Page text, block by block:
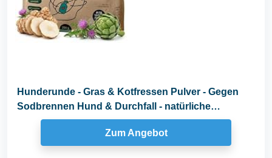
Hunderunde - Gras & Kotfressen Pulver - Gegen
Sodbrennen Hund & Durchfall - natürliche
Darmflora...
Zum Angebot